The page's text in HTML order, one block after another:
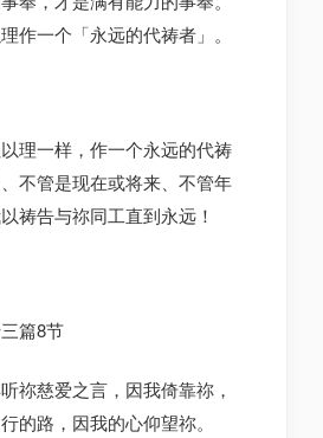
作一个「永远的代祷者」。
理一样，作一个永远的代祷
不管是现在或将来、不管年
祷告与祢同工直到永远！
篇8节
祢慈爱之言，因我倚靠祢，
的路，因我的心仰望祢。